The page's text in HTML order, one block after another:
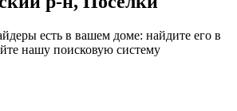
есть в вашем доме: найдите его в
нашу поисковую систему